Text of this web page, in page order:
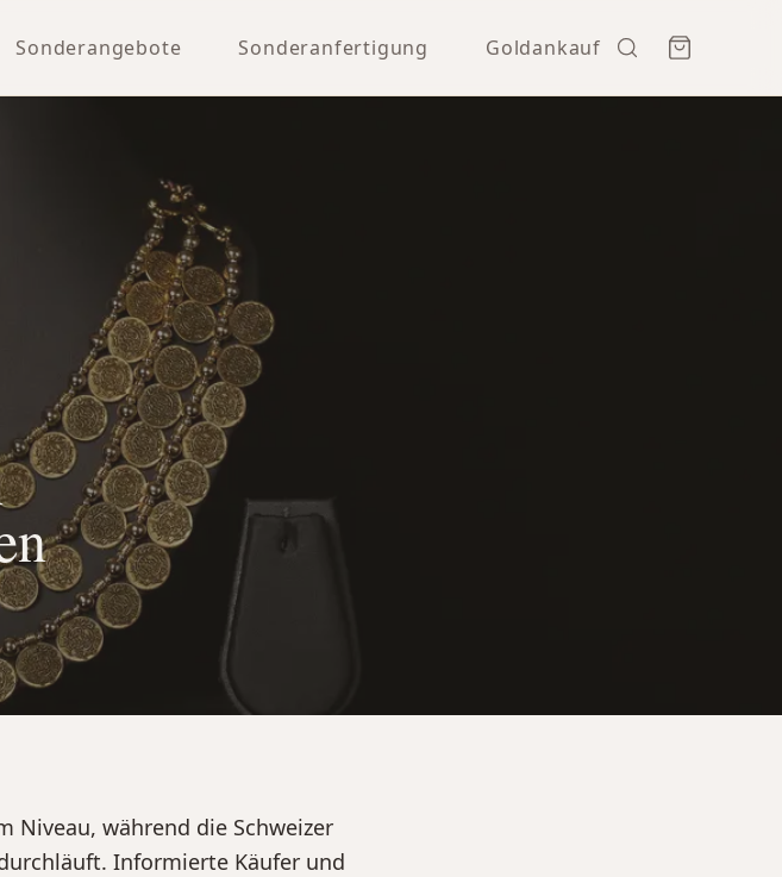
Sonderangebote Sonderanfertigung Goldankauf
Niveau, während die Schweizer
Informierte Käufer und